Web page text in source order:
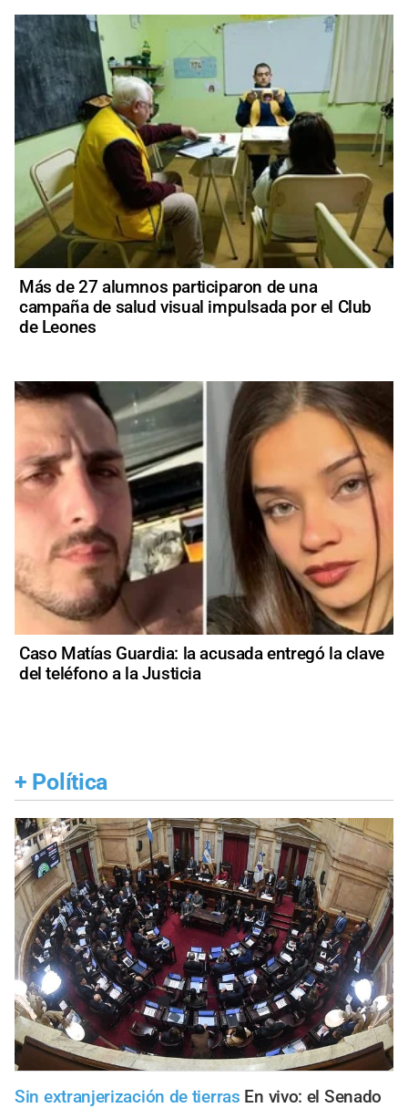
Más de 27 alumnos participaron de una
campaña de salud visual impulsada por el Club
de Leones
Caso Matías Guardia: la acusada entregó la clave
del teléfono a la Justicia
+ Política
Sin extranjerización de tierras En vivo: el Senado